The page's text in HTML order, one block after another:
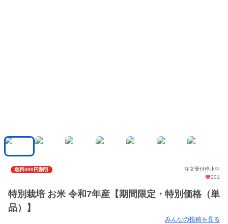
送料300円割引
注文受付停止中
201
特別栽培 お米 令和7年産【期間限定・特別価格（単
品）】
みんなの投稿を見る